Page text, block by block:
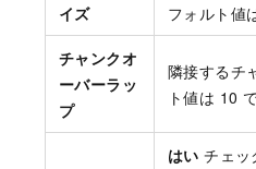
イズ
フォルト値
チャンクオ
ーバーラッ
プ
隣接するチ
ト値は 10
はい チェッ